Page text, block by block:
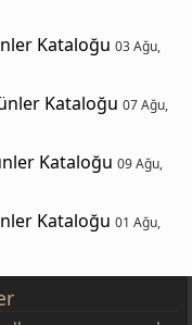
Kataloğu 03 Ağu,
Kataloğu 07 Ağu,
Kataloğu 09 Ağu,
Kataloğu 01 Ağu,